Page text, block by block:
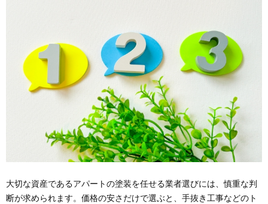
大切な資産であるアパートの塗装を任せる業者選びには、慎重な判
断が求められます。価格の安さだけで選ぶと、手抜き工事などのト